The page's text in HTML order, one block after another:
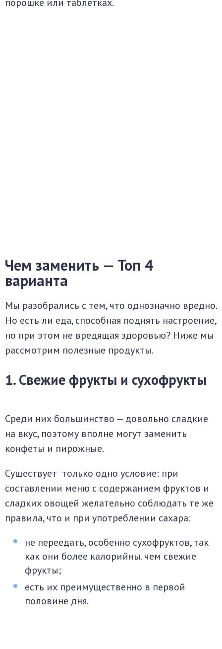
Чем заменить — Топ 4
варианта
Мы разобрались с тем, что однозначно вредно.
Но есть ли еда, способная поднять настроение,
но при этом не вредящая здоровью? Ниже мы
рассмотрим полезные продукты.
1. Свежие фрукты и сухофрукты
Среди них большинство — довольно сладкие
на вкус, поэтому вполне могут заменить
конфеты и пирожные.
Существует только одно условие: при
составлении меню с содержанием фруктов и
сладких овощей желательно соблюдать те же
правила, что и при употреблении сахара:
не переедать, особенно сухофруктов, так
как они более калорийны. чем свежие
фрукты;
есть их преимущественно в первой
половине дня.